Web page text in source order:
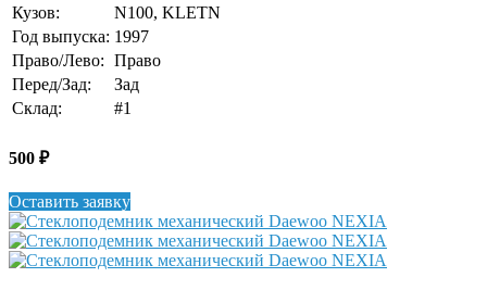
Кузов:
N100, KLETN
Год выпуска: 1997
Право/Лево: Право
Перед/Зад:
Зад
Склад:
#1
500 ₽
Оставить заявку